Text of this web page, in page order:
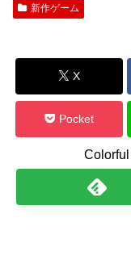
新作ゲーム
X
Pocket